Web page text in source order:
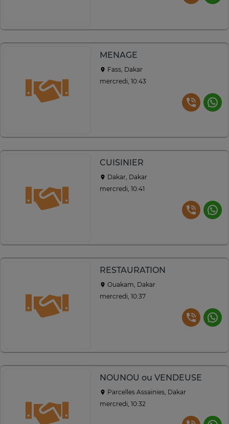
MENAGE
Fass, Dakar
mercredi, 10:43
CUISINIER
Dakar, Dakar
mercredi, 10:41
RESTAURATION
Ouakam, Dakar
mercredi, 10:37
NOUNOU ou VENDEUSE
Parcelles Assainies, Dakar
mercredi, 10:32